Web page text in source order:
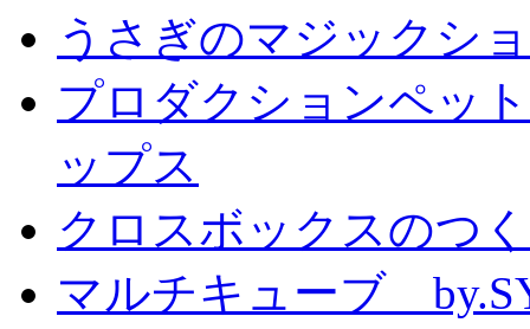
うさぎのマジックシ
プロダクションペッ
ップス
クロスボックスのつ
マルチキューブ